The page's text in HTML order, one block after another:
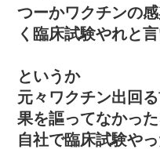
つーかワクチンの
く臨床試験やれと
というか
元々ワクチン出回
果を謳ってなかった
自社で臨床試験や